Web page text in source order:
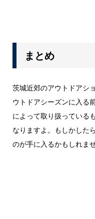
まとめ
茨城近郊のアウトドアシ
ウトドアシーズンに入る
によって取り扱っている
なりますよ。もしかした
のが手に入るかもしれま